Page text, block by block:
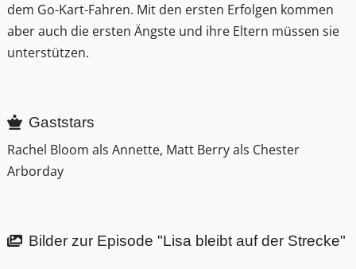
dem Go-Kart-Fahren. Mit den ersten Erfolgen kommen
aber auch die ersten Ängste und ihre Eltern müssen sie
unterstützen.
Gaststars
Rachel Bloom als Annette, Matt Berry als Chester
Arborday
Bilder zur Episode "Lisa bleibt auf der Strecke"